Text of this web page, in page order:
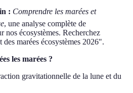
: Comprendre les marées et
, une analyse complète de
nos écosystèmes. Recherchez
marées écosystèmes 2026".
les marées ?
gravitationnelle de la lune et du